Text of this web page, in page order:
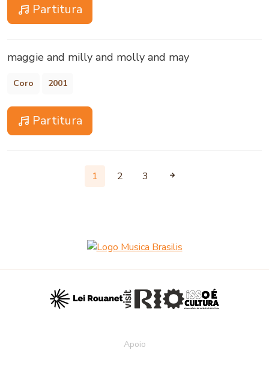
Partitura
maggie and milly and molly and may
Coro 2001
Partitura
1 2 3
Apoio